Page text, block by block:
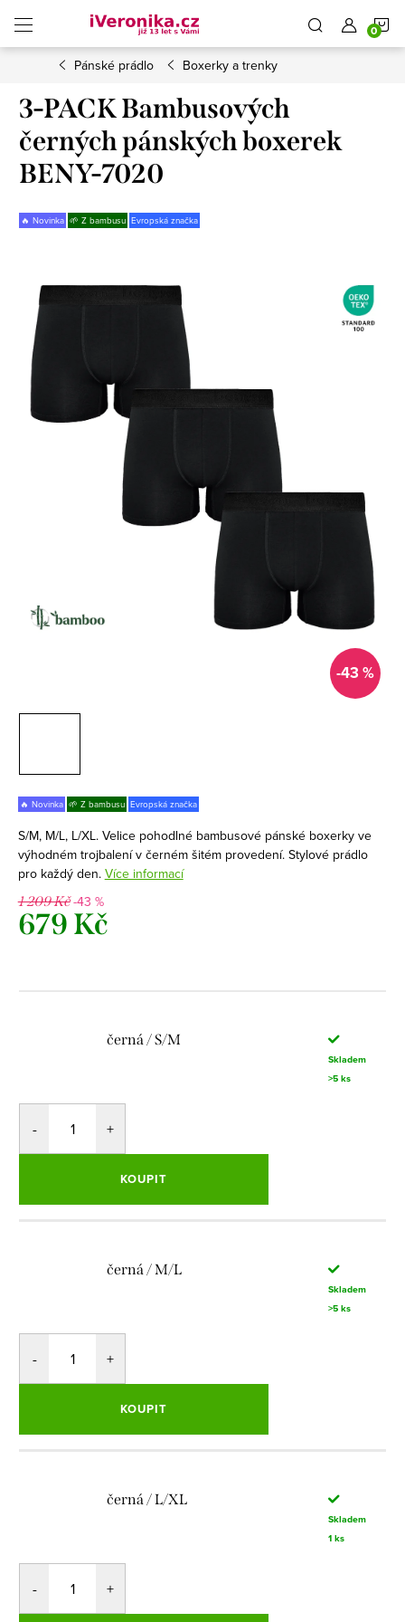
obsah
Pánské prádlo Boxerky a trenky
3-PACK Bambusových
černých pánských boxerek
BENY-7020
🔥 Novinka 🌱 Z bambusu Evropská značka
-43 %
🔥 Novinka 🌱 Z bambusu Evropská značka
S/M, M/L, L/XL. Velice pohodlné bambusové pánské boxerky ve
výhodném trojbalení v černém šitém provedení. Stylové prádlo
pro každý den. Více informací
1 209 Kč-43 %
679 Kč
černá / S/M
Skladem
>5 ks
KOUPIT
černá / M/L
Skladem
>5 ks
KOUPIT
černá / L/XL
Skladem
1 ks